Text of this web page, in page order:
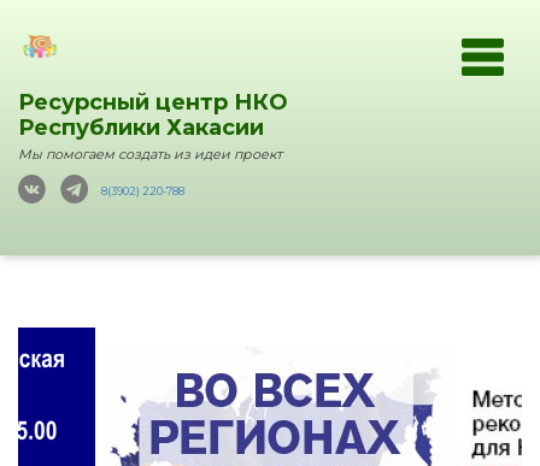
Ресурсный центр НКО
Республики Хакасии
Мы помогаем создать из идеи проект
8(3902) 220-788